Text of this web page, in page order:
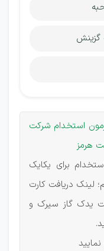
کارت آزمون استخدام شرکت
هرمز
برای یکایک
لینک دریافت کارت
یدک گاز سیرک و